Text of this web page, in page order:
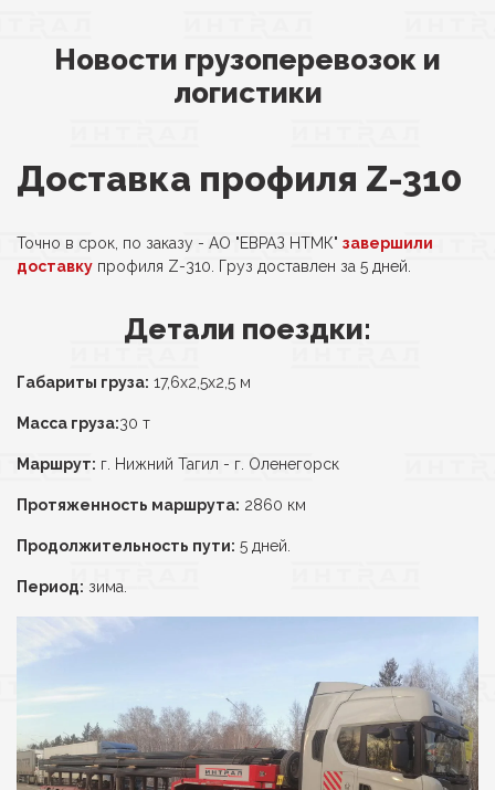
Новости грузоперевозок и
логистики
Доставка профиля Z-310
Точно в срок, по заказу - АО "ЕВРАЗ НТМК" завершили
доставку профиля Z-310. Груз доставлен за 5 дней.
Детали поездки:
Габариты груза: 17,6х2,5х2,5 м
Масса груза:30 т
Маршрут: г. Нижний Тагил - г. Оленегорск
Протяженность маршрута: 2860 км
Продолжительность пути: 5 дней.
Период: зима.